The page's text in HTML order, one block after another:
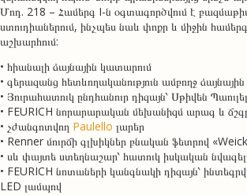
Մոդ. 218 – Համերգ I-ն օգտագործվում է
ստուդիաներում, ինչպես նաև փոքր և միջին
աշխարհում:
• հիանալի ձայնային կատարում
• գերազանց հետևողականություն ամբողջ
• Յուրահատուկ ընդհանուր դիզայն՝ Սթիվեն
• FEURICH նորարարական մեխանիզմ արագ և
• չժանգոտվող Paulello լարեր
• Renner մուրճի գլխիկներ բնական ֆետրով
• սև փայտե ստեղնաշար՝ հատուկ իսկական
• FEURICH նոտաների կանգնակի դիզայն՝
LED լամպով